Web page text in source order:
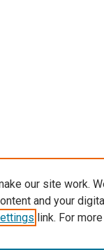
our site work.
and your
link. For